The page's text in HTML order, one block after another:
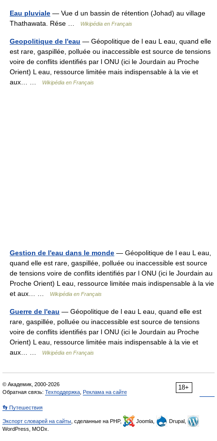
Eau pluviale — Vue d un bassin de rétention (Johad) au village
Thathawata. Rése …
Wikipédia en Français
Geopolitique de l'eau — Géopolitique de l eau L eau, quand elle
est rare, gaspillée, polluée ou inaccessible est source de tensions
voire de conflits identifiés par l ONU (ici le Jourdain au Proche
Orient) L eau, ressource limitée mais indispensable à la vie et
aux… …
Wikipédia en Français
Gestion de l'eau dans le monde — Géopolitique de l eau L eau,
quand elle est rare, gaspillée, polluée ou inaccessible est source
de tensions voire de conflits identifiés par l ONU (ici le Jourdain au
Proche Orient) L eau, ressource limitée mais indispensable à la vie
et aux… …
Wikipédia en Français
Guerre de l'eau — Géopolitique de l eau L eau, quand elle est
rare, gaspillée, polluée ou inaccessible est source de tensions
voire de conflits identifiés par l ONU (ici le Jourdain au Proche
Orient) L eau, ressource limitée mais indispensable à la vie et
aux… …
Wikipédia en Français
18+
© Академик, 2000-2026
Обратная связь: Техподдержка Реклама на сайте
👣 Путешествия
Экспорт словарей на сайты , сделанные на PHP, Joomla,
Drupal,
WordPress, MODx.